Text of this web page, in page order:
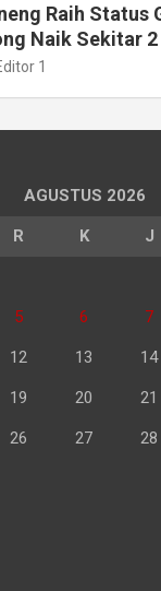
Raih Status
Naik Sekitar 2
1
AGUSTUS 2026
R K J
5 6 7
12 13 14
19 20 21
26 27 28